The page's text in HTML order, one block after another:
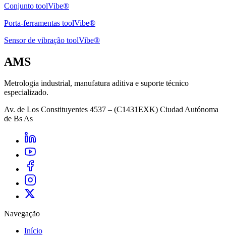
Conjunto toolVibe®
Porta-ferramentas toolVibe®
Sensor de vibração toolVibe®
AMS
Metrologia industrial, manufatura aditiva e suporte técnico
especializado.
Av. de Los Constituyentes 4537 – (C1431EXK) Ciudad Autónoma
de Bs As
Navegação
Início